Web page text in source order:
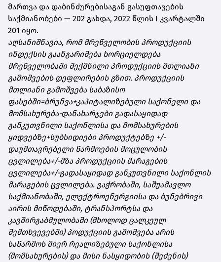
მართვა და დაბინძურებისაგან გასუფთავების
საქმიანობები — 202 გახდა, 2022 წლის I კვარტალში
201 იყო.
აღსანიშნავია, რომ მრეწველობის პროდუქციის
ინდექსის გაანგარიშება ხორციელდება
მრეწველობაში შექმნილი პროდუქციის მთლიანი
გამოშვების დეფლირების გზით. პროდუქციის
მთლიანი გამოშვება საბაზისო
ფასებში=ბრუნვა+კაპიტალიზებული საქონელი და
მომსახურება‐დანახარჯები გადასაყიდად
განკუთვნილი საქონლისა და მომსახურების
ყიდვებზე+სუბსიდიები პროდუქტებზე +/‐
დაუმთავრებელი წარმოების მოცულობის
ცვლილება+/‐მზა პროდუქციის მარაგების
ცვლილება+/‐გადასაყიდად განკუთვნილი საქონლის
მარაგების ცვლილება. ვაჭრობაში, საშუამავლო
საქმიანობაში, ელექტროენერგიისა და ბუნებრივი
აირის მიწოდებაში, ტრანსპორტსა და
კავშირგაბმულობაში (მხოლოდ ცალკეულ
შემთხვევებში) პოდუქციის გამოშვება არის
საწარმოს მიერ რეალიზებული საქონლისა
(მომსახურების) და მისი ნასყიდობის (შეძენის)